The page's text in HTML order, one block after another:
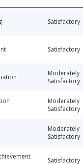
Satisfactory
Satisfactory
Moderately
Satisfactory
Moderately
Satisfactory
Moderately
Satisfactory
Satisfactory